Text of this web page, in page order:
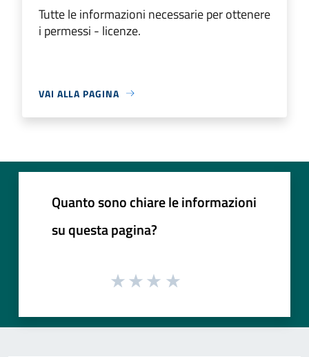
Tutte le informazioni necessarie per ottenere
i permessi - licenze.
VAI ALLA PAGINA
Quanto sono chiare le informazioni
su questa pagina?